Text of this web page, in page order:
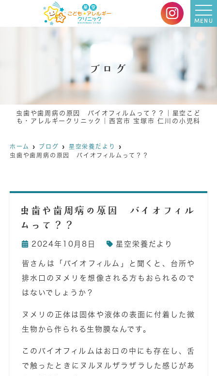
MENU
ブログ
虫歯や歯周病の原因 バイオフィルムって？？｜星空こど
も・アレルギークリニック｜西宮市 宝塚市 仁川の小児科
ホーム ブログ
星空栄養だより
虫歯や歯周病の原因 バイオフィルムって？？
虫歯や歯周病の原因 バイオフィル
ムって？？
2024年10月8日 星空栄養だより
皆さんは「バイオフィルム」と聞くと、台所や
排水口のヌメリを想像される方もおられるので
はないでしょうか？
ヌメリの正体は固体や液体の表面に付着した微
生物から作られる生物膜なんです。
このバイオフィルムはお口の中にも存在し、舌
で触ったときにヌルヌルザラザラした感じがあ